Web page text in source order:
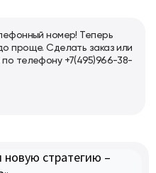
номер! Теперь
проще. Cделать заказ или
телефону +7(495)966-38-